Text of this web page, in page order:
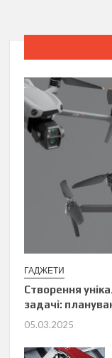
ГАДЖЕТИ
Створення
задачі:
05.03.2025